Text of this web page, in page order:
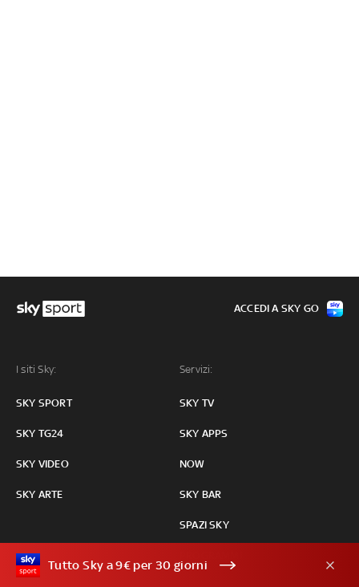
I siti Sky:
SKY SPORT
SKY TG24
SKY VIDEO
SKY ARTE
Servizi:
SKY TV
SKY APPS
NOW
SKY BAR
SPAZI SKY
ACCEDI A SKY GO
Tutto Sky a 9€ per 30 giorni